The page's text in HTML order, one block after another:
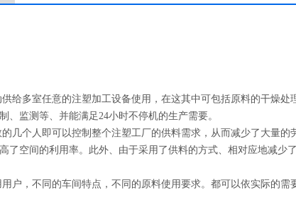
多室任意的注塑加工设备使用，在这其中可包括原料的干燥处
监测等、并能满足24小时不停机的生产需要。
个人即可以控制整个注塑工厂的供料需求，从而减少了大量的
了空间的利用率。此外、由于采用了供料的方式、相对应地减少
，不同的车间特点，不同的原料使用要求。都可以依实际的需